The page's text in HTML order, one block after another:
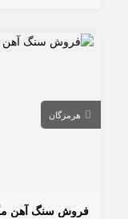
هرمزگان
فروش سنگ آهن